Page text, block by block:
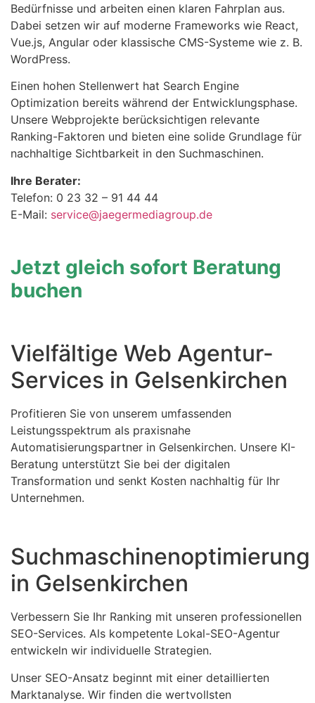
Bedürfnisse und arbeiten einen klaren Fahrplan aus.
Dabei setzen wir auf moderne Frameworks wie React,
Vue.js, Angular oder klassische CMS-Systeme wie z. B.
WordPress.
Einen hohen Stellenwert hat Search Engine
Optimization bereits während der Entwicklungsphase.
Unsere Webprojekte berücksichtigen relevante
Ranking-Faktoren und bieten eine solide Grundlage für
nachhaltige Sichtbarkeit in den Suchmaschinen.
Ihre Berater:
Telefon: 0 23 32 – 91 44 44
E-Mail: service@jaegermediagroup.de
Jetzt gleich sofort Beratung
buchen
Vielfältige Web Agentur-
Services in Gelsenkirchen
Profitieren Sie von unserem umfassenden
Leistungsspektrum als praxisnahe
Automatisierungspartner in Gelsenkirchen. Unsere KI-
Beratung unterstützt Sie bei der digitalen
Transformation und senkt Kosten nachhaltig für Ihr
Unternehmen.
Suchmaschinenoptimierung
in Gelsenkirchen
Verbessern Sie Ihr Ranking mit unseren professionellen
SEO-Services. Als kompetente Lokal-SEO-Agentur
entwickeln wir individuelle Strategien.
Unser SEO-Ansatz beginnt mit einer detaillierten
Marktanalyse. Wir finden die wertvollsten